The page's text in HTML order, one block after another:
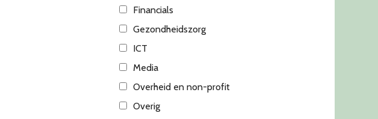
Financials
Gezondheidszorg
ICT
Media
Overheid en non-profit
Overig